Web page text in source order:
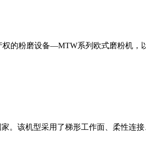
的粉磨设备—MTW系列欧式磨粉机，
。该机型采用了梯形工作面、柔性连